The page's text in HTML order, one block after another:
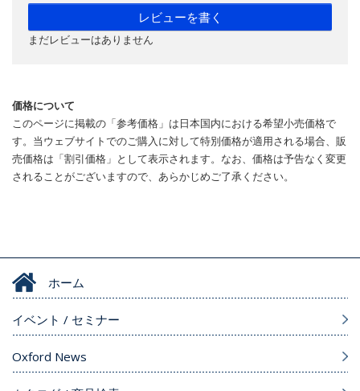
レビューを書く
まだレビューはありません
価格について
このページに掲載の「参考価格」は日本国内における希望小売価格で
す。当ウェブサイトでのご購入に対して特別価格が適用される場合、販
売価格は「割引価格」として表示されます。なお、価格は予告なく変更
されることがございますので、あらかじめご了承ください。
ホーム
イベント / セミナー
Oxford News